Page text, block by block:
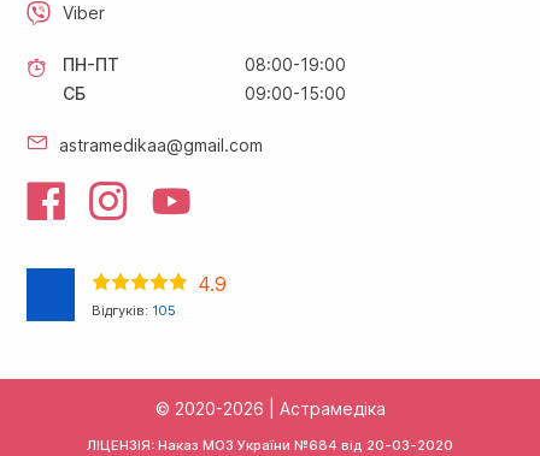
Viber
ПН-ПТ
08:00-19:00
СБ
09:00-15:00
astramedikaa@gmail.com
4.9
Відгуків: 105
© 2020-2026 | Астрамедіка
ЛІЦЕНЗІЯ: Наказ МОЗ України №684 від 20-03-2020